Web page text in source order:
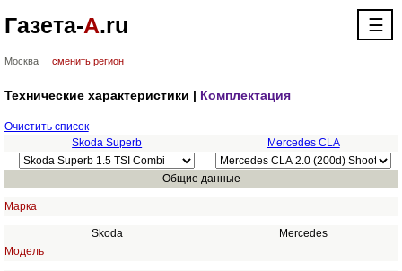
Газета-А.ru ☰
Москва сменить регион
Технические характеристики | Комплектация
Очистить список
Skoda Superb
Mercedes CLA
Общие данные
Марка
Skoda
Mercedes
Модель